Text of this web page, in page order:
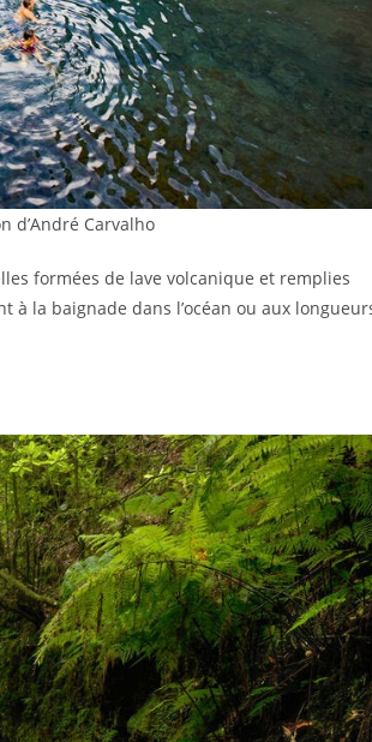
d’André Carvalho
formées de lave volcanique et remplies
à la baignade dans l’océan ou aux